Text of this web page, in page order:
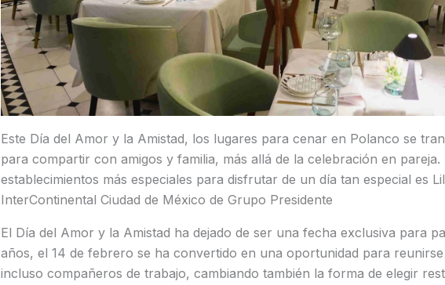
Este Día del Amor y la Amistad, los lugares para cenar en Polanco se
para compartir con amigos y familia, más allá de la celebración en pareja.
establecimientos más especiales para disfrutar de un día tan especial es
InterContinental Ciudad de México de Grupo Presidente
El Día del Amor y la Amistad ha dejado de ser una fecha exclusiva para
años, el 14 de febrero se ha convertido en una oportunidad para
incluso compañeros de trabajo, cambiando también la forma de elegir